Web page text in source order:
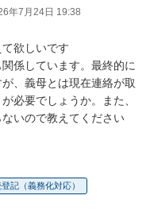
年7月24日 19:38
欲しいです
係しています。最終的に
、義母とは現在連絡が取
必要でしょうか。また、
いので教えてください
記（義務化対応）